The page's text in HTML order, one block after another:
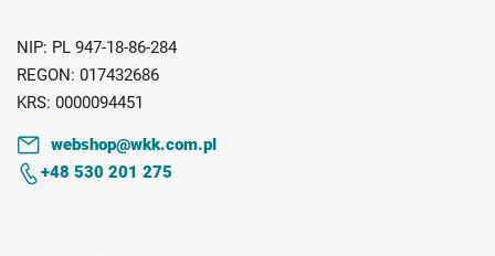
NIP: PL 947-18-86-284
REGON: 017432686
KRS: 0000094451
webshop@wkk.com.pl
+48 530 201 275